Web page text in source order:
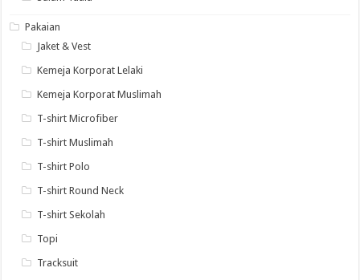
Pakaian
Jaket & Vest
Kemeja Korporat Lelaki
Kemeja Korporat Muslimah
T-shirt Microfiber
T-shirt Muslimah
T-shirt Polo
T-shirt Round Neck
T-shirt Sekolah
Topi
Tracksuit